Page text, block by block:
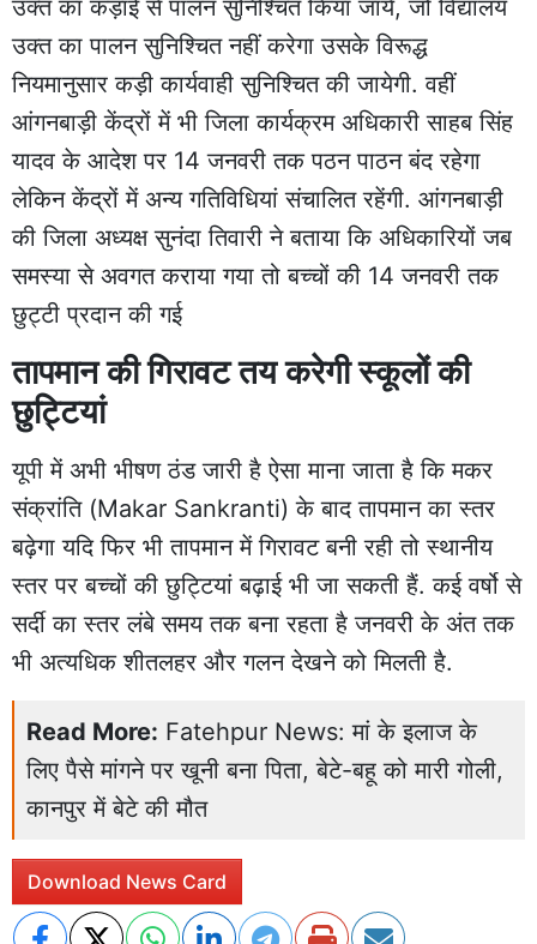
उक्त का कड़ाई से पालन सुनिश्चित किया जाये, जो विद्यालय
उक्त का पालन सुनिश्चित नहीं करेगा उसके विरूद्ध
नियमानुसार कड़ी कार्यवाही सुनिश्चित की जायेगी. वहीं
आंगनबाड़ी केंद्रों में भी जिला कार्यक्रम अधिकारी साहब सिंह
यादव के आदेश पर 14 जनवरी तक पठन पाठन बंद रहेगा
लेकिन केंद्रों में अन्य गतिविधियां संचालित रहेंगी. आंगनबाड़ी
की जिला अध्यक्ष सुनंदा तिवारी ने बताया कि अधिकारियों जब
समस्या से अवगत कराया गया तो बच्चों की 14 जनवरी तक
छुट्टी प्रदान की गई
तापमान की गिरावट तय करेगी स्कूलों की
छुट्टियां
यूपी में अभी भीषण ठंड जारी है ऐसा माना जाता है कि मकर
संक्रांति (Makar Sankranti) के बाद तापमान का स्तर
बढ़ेगा यदि फिर भी तापमान में गिरावट बनी रही तो स्थानीय
स्तर पर बच्चों की छुट्टियां बढ़ाई भी जा सकती हैं. कई वर्षो से
सर्दी का स्तर लंबे समय तक बना रहता है जनवरी के अंत तक
भी अत्यधिक शीतलहर और गलन देखने को मिलती है.
Read More: Fatehpur News: मां के इलाज के
लिए पैसे मांगने पर खूनी बना पिता, बेटे-बहू को मारी गोली,
कानपुर में बेटे की मौत
Download News Card